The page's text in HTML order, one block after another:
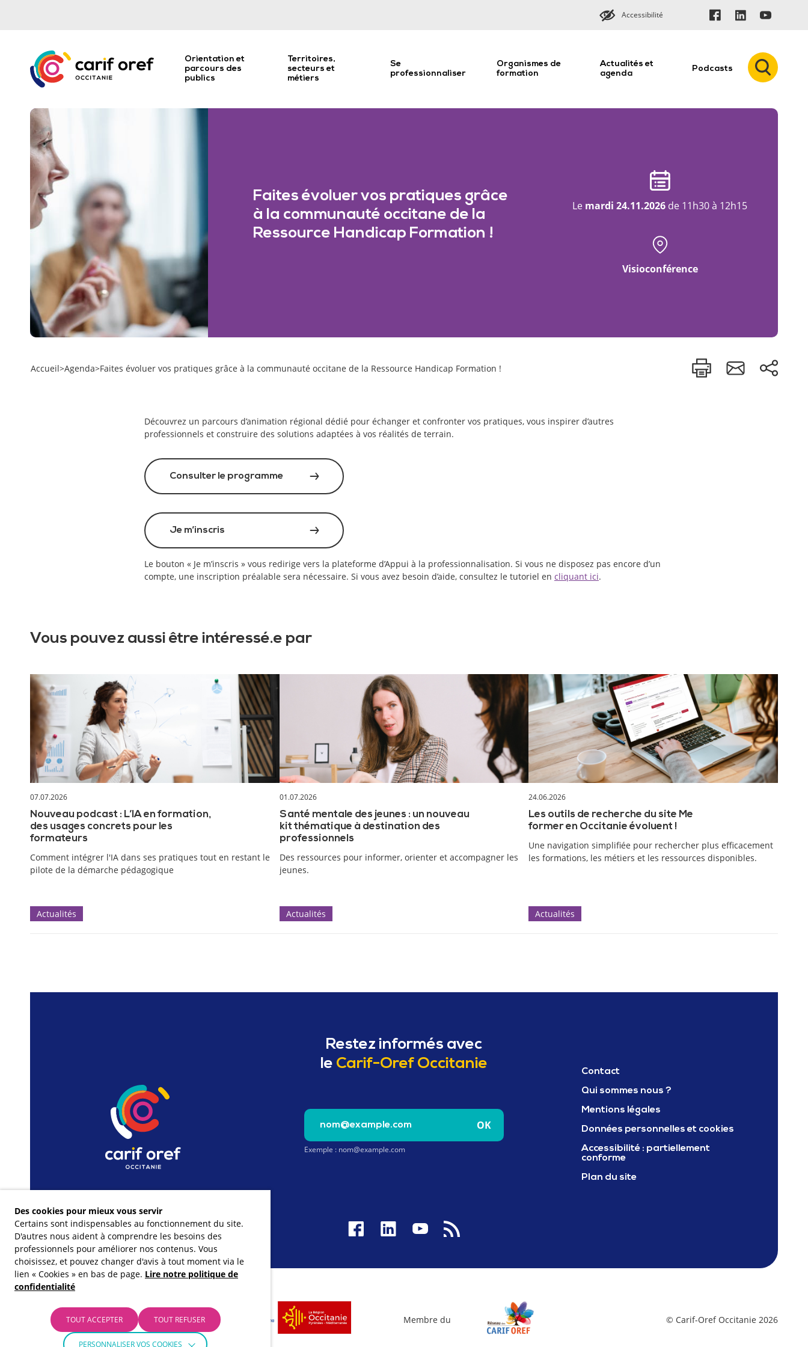
Accessibilité
Orientation et
parcours des
publics
Territoires,
secteurs et
métiers
Se
professionnaliser
Organismes de
formation
Actualités et
agenda
Podcasts
Faites évoluer vos pratiques grâce
à la communauté occitane de la
Ressource Handicap Formation !
Le mardi 24.11.2026 de 11h30 à 12h15
Visioconférence
Accueil>Agenda>Faites évoluer vos pratiques grâce à la communauté occitane de la Ressource Handicap Formation !
Découvrez un parcours d’animation régional dédié pour échanger et confronter vos pratiques, vous inspirer d’autres
professionnels et construire des solutions adaptées à vos réalités de terrain.
Consulter le programme
Je m’inscris
Le bouton « Je m’inscris » vous redirige vers la plateforme d’Appui à la professionnalisation. Si vous ne disposez pas encore d’un
compte, une inscription préalable sera nécessaire. Si vous avez besoin d’aide, consultez le tutoriel en cliquant ici.
Vous pouvez aussi être intéressé.e par
07.07.2026
Nouveau podcast : L’IA en formation,
des usages concrets pour les
formateurs
Comment intégrer l'IA dans ses pratiques tout en restant le
pilote de la démarche pédagogique
Actualités
01.07.2026
Santé mentale des jeunes : un nouveau
kit thématique à destination des
professionnels
Des ressources pour informer, orienter et accompagner les
jeunes.
Actualités
24.06.2026
Les outils de recherche du site Me
former en Occitanie évoluent !
Une navigation simplifiée pour rechercher plus efficacement
les formations, les métiers et les ressources disponibles.
Actualités
Restez informés avec
le Carif-Oref Occitanie
Saisissez votre e-mail pour vous inscrire à la newsletter Carif oref occitanie
Exemple : nom@example.com
OK
Contact
Qui sommes nous ?
Mentions légales
Données personnelles et cookies
Accessibilité : partiellement
conforme
Plan du site
Nos financeurs Membre du © Carif-Oref Occitanie 2026
Des cookies pour mieux vous servir
Certains sont indispensables au fonctionnement du site.
D'autres nous aident à comprendre les besoins des
professionnels pour améliorer nos contenus. Vous
choisissez, et pouvez changer d'avis à tout moment via le
lien « Cookies » en bas de page. Lire notre politique de
confidentialité
TOUT ACCEPTER TOUT REFUSER
PERSONNALISER VOS COOKIES